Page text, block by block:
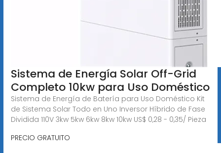
Sistema de Energía Solar Off-Grid
Completo 10kw para Uso Doméstico
Sistema de Energía de Batería para Uso Doméstico Kit
de Sistema Solar Todo en Uno Inversor Híbrido de Fase
Dividida 110V 3kw 5kw 6kw 8kw 10kw US$ 0,28 - 0,35/ Pieza
PRECIO GRATUITO